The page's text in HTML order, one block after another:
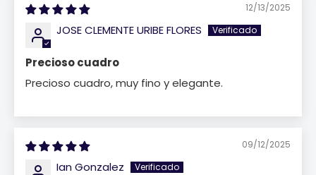
12/13/2025
JOSE CLEMENTE URIBE FLORES
Precioso cuadro
Precioso cuadro, muy fino y elegante.
09/12/2025
Ian Gonzalez